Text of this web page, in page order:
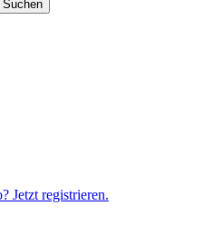
Suchen
Jetzt registrieren.